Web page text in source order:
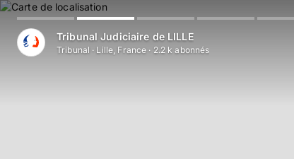
Aller au contenu principal
Tribunal Judiciaire de LILLE
Tribunal · Lille, France · 2.2 k abonnés